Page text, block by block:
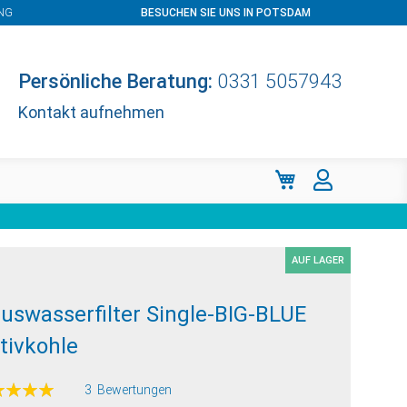
BESUCHEN SIE UNS IN POTSDAM
Persönliche Beratung: 0331 5057943
Kontakt aufnehmen
Mein Warenkorb
AUF LAGER
Single-BIG-BLUE
3 Bewertungen